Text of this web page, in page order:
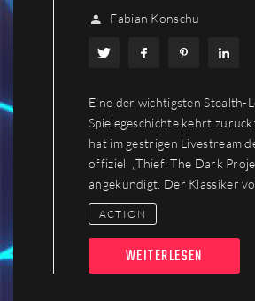
Fabian Konschu
Eine der wichtigsten Stealth-
Spielegeschichte kehrt
hat im gestrigen Livestream
offiziell „Thief: The Dark
angekündigt. Der Klassiker
ACTION
WEITERLESEN